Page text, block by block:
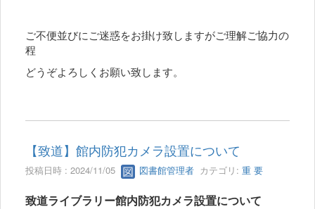
ご不便並びにご迷惑をお掛け致しますがご理解ご協力の
程
どうぞよろしくお願い致します。
【致道】館内防犯カメラ設置について
投稿日時 : 2024/11/05 図書館管理者 カテゴリ: 重 要
致道ライブラリー館内防犯カメラ設置について